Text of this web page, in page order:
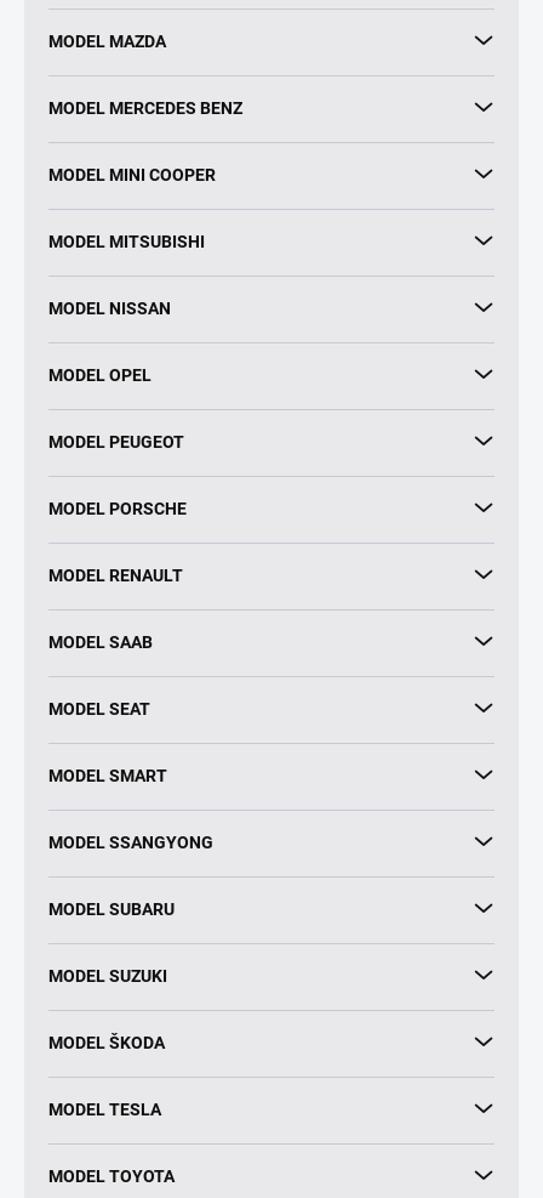
MODEL MAZDA
MODEL MERCEDES BENZ
MODEL MINI COOPER
MODEL MITSUBISHI
MODEL NISSAN
MODEL OPEL
MODEL PEUGEOT
MODEL PORSCHE
MODEL RENAULT
MODEL SAAB
MODEL SEAT
MODEL SMART
MODEL SSANGYONG
MODEL SUBARU
MODEL SUZUKI
MODEL ŠKODA
MODEL TESLA
MODEL TOYOTA